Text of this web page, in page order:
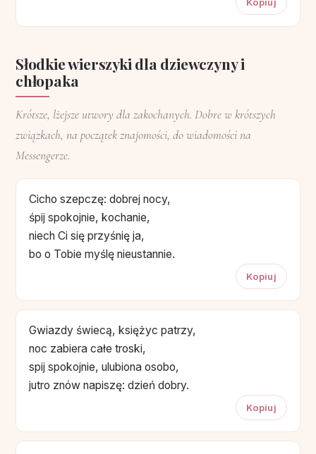
Słodkie wierszyki dla dziewczyny i
chłopaka
Krótsze, lżejsze utwory dla zakochanych. Dobre w krótszych
związkach, na początek znajomości, do wiadomości na
Messengerze.
Cicho szepczę: dobrej nocy,
śpij spokojnie, kochanie,
niech Ci się przyśnię ja,
bo o Tobie myślę nieustannie.
Kopiuj
Gwiazdy świecą, księżyc patrzy,
noc zabiera całe troski,
spij spokojnie, ulubiona osobo,
jutro znów napiszę: dzień dobry.
Kopiuj